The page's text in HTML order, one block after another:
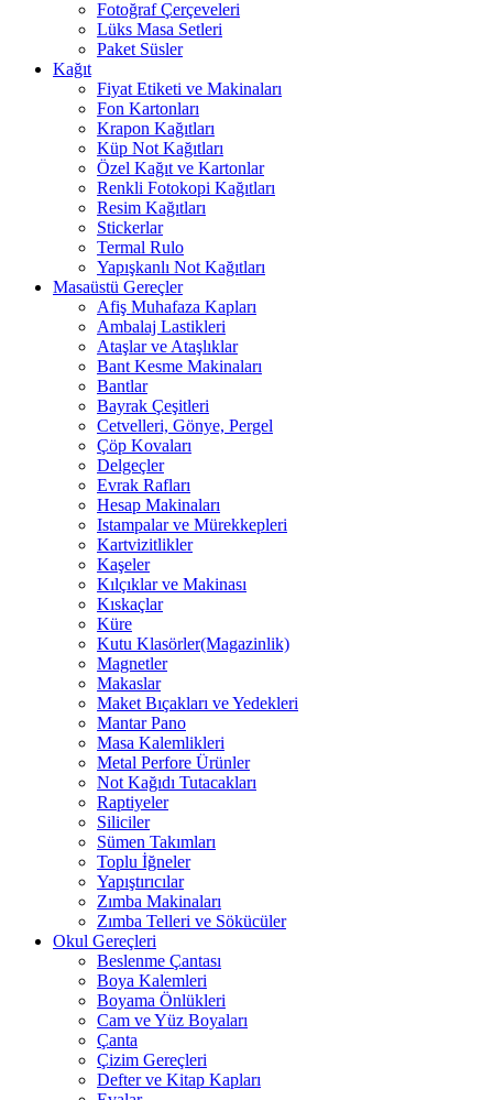
Fotoğraf Çerçeveleri
Lüks Masa Setleri
Paket Süsler
Kağıt
Fiyat Etiketi ve Makinaları
Fon Kartonları
Krapon Kağıtları
Küp Not Kağıtları
Özel Kağıt ve Kartonlar
Renkli Fotokopi Kağıtları
Resim Kağıtları
Stickerlar
Termal Rulo
Yapışkanlı Not Kağıtları
Masaüstü Gereçler
Afiş Muhafaza Kapları
Ambalaj Lastikleri
Ataşlar ve Ataşlıklar
Bant Kesme Makinaları
Bantlar
Bayrak Çeşitleri
Cetvelleri, Gönye, Pergel
Çöp Kovaları
Delgeçler
Evrak Rafları
Hesap Makinaları
Istampalar ve Mürekkepleri
Kartvizitlikler
Kaşeler
Kılçıklar ve Makinası
Kıskaçlar
Küre
Kutu Klasörler(Magazinlik)
Magnetler
Makaslar
Maket Bıçakları ve Yedekleri
Mantar Pano
Masa Kalemlikleri
Metal Perfore Ürünler
Not Kağıdı Tutacakları
Raptiyeler
Siliciler
Sümen Takımları
Toplu İğneler
Yapıştırıcılar
Zımba Makinaları
Zımba Telleri ve Sökücüler
Okul Gereçleri
Beslenme Çantası
Boya Kalemleri
Boyama Önlükleri
Cam ve Yüz Boyaları
Çanta
Çizim Gereçleri
Defter ve Kitap Kapları